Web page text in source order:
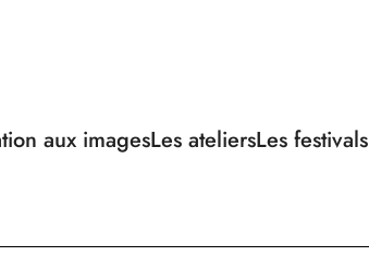
aux imagesLes ateliersLes festivals